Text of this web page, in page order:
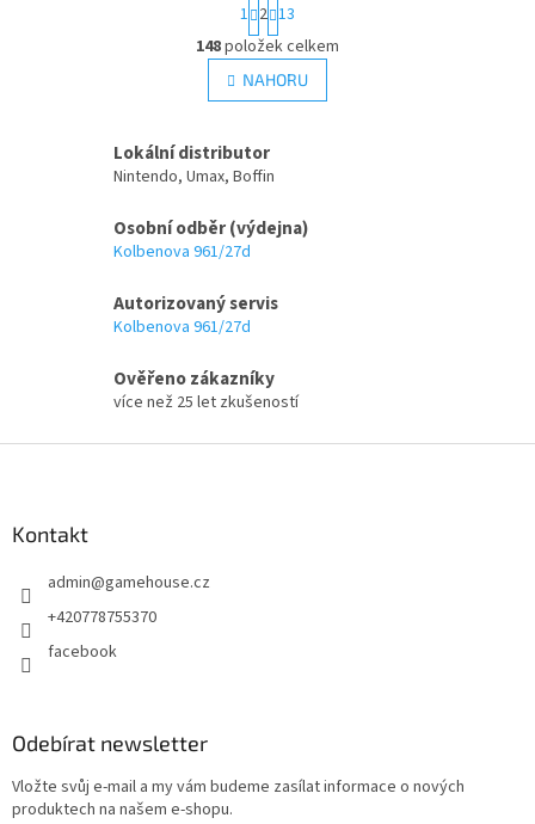
O
v
l
á
a
c
p
r
y
p
i
u
t
r
á
n
k
v
á
n
1 2 13
148položek celkem
NAHORU
Lokální distributor
Nintendo, Umax, Boffin
Osobní odběr (výdejna)
Kolbenova 961/27d
Autorizovaný servis
Kolbenova 961/27d
Ověřeno zákazníky
více než 25 let zkušeností
Kontakt
admin@gamehouse.cz
+420778755370
facebook
Odebírat newsletter
Vložte svůj e-mail a my vám budeme zasílat informace o nových
produktech na našem e-shopu.